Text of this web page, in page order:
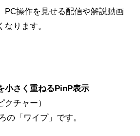
PC操作を見せる配信や解説動画
ります。
小さく重ねるPinP表示
クチャー）
の「ワイプ」です。